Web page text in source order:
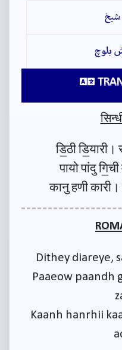
شيخ
بلوچ
डि॒ठी
पायो पांदु
कानु हणी
Dithey diareye,
Paaeow paandh
Kaanh hanrhii